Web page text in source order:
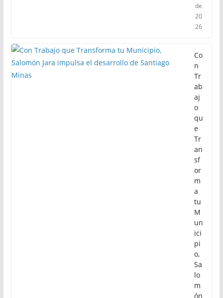
de
20
26
Co
n
Tr
ab
aj
o
qu
e
Tr
an
sf
or
m
a
tu
M
un
ici
pi
o,
Sa
lo
m
ón